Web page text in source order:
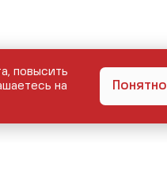
повысить
на
Понятно